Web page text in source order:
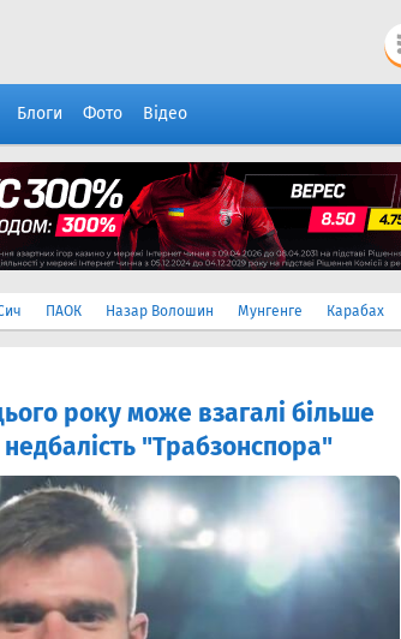
Блоги Фото Відео
ПАОК Назар Волошин Мунгенге Карабах
року може взагалі більше
"Трабзонспора"